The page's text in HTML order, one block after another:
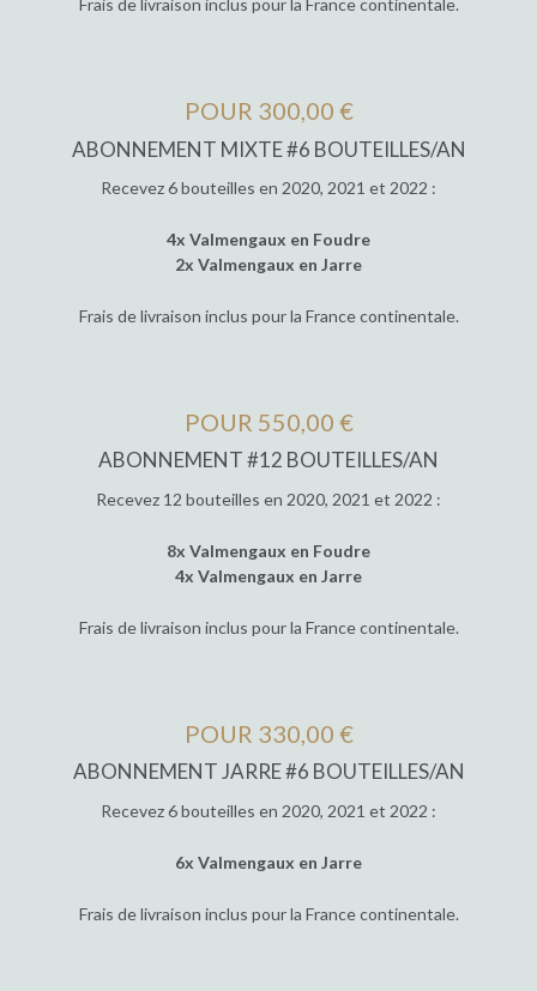
Frais de livraison inclus pour la France continentale.
POUR 300,00 €
ABONNEMENT MIXTE #6 BOUTEILLES/AN
Recevez 6 bouteilles en 2020, 2021 et 2022 :
4x Valmengaux en Foudre
2x Valmengaux en Jarre
Frais de livraison inclus pour la France continentale.
POUR 550,00 €
ABONNEMENT #12 BOUTEILLES/AN
Recevez 12 bouteilles en 2020, 2021 et 2022 :
8x Valmengaux en Foudre
4x Valmengaux en Jarre
Frais de livraison inclus pour la France continentale.
POUR 330,00 €
ABONNEMENT JARRE #6 BOUTEILLES/AN
Recevez 6 bouteilles en 2020, 2021 et 2022 :
6x Valmengaux en Jarre
Frais de livraison inclus pour la France continentale.